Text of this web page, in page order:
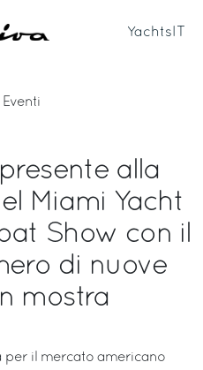
Yachts
alla
Miami Yacht
Show con il
di nuove
mostra
per il mercato americano